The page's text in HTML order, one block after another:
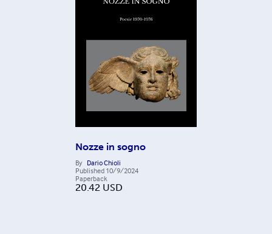
Nozze in sogno
By Dario Chioli
Published 10/9/2024
Paperback
20.42 USD